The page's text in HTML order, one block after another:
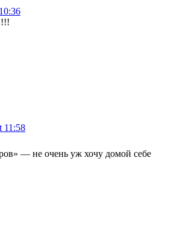
11:58
— не очень уж хочу домой себе